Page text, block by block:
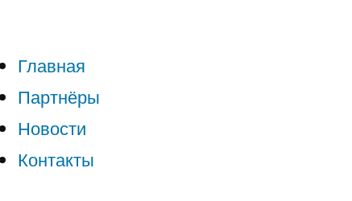
Главная
Партнёры
Новости
Контакты